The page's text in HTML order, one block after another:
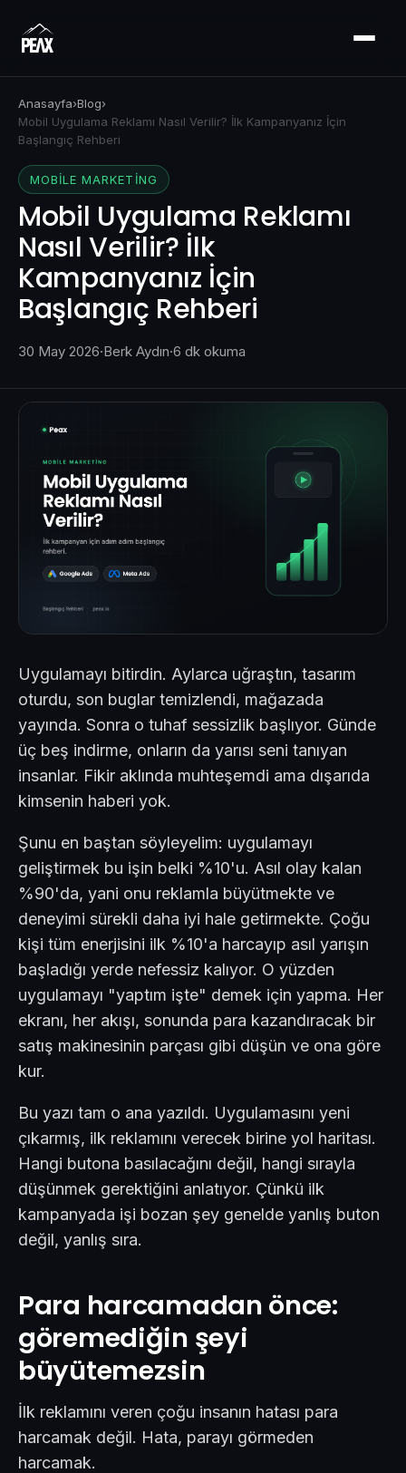
Anasayfa›Blog›
Mobil Uygulama Reklamı Nasıl Verilir? İlk Kampanyanız İçin
Başlangıç Rehberi
MOBILE MARKETING
Mobil Uygulama Reklamı
Nasıl Verilir? İlk
Kampanyanız İçin
Başlangıç Rehberi
30 May 2026·Berk Aydın·6 dk okuma
Uygulamayı bitirdin. Aylarca uğraştın, tasarım
oturdu, son buglar temizlendi, mağazada
yayında. Sonra o tuhaf sessizlik başlıyor. Günde
üç beş indirme, onların da yarısı seni tanıyan
insanlar. Fikir aklında muhteşemdi ama dışarıda
kimsenin haberi yok.
Şunu en baştan söyleyelim: uygulamayı
geliştirmek bu işin belki %10'u. Asıl olay kalan
%90'da, yani onu reklamla büyütmekte ve
deneyimi sürekli daha iyi hale getirmekte. Çoğu
kişi tüm enerjisini ilk %10'a harcayıp asıl yarışın
başladığı yerde nefessiz kalıyor. O yüzden
uygulamayı "yaptım işte" demek için yapma. Her
ekranı, her akışı, sonunda para kazandıracak bir
satış makinesinin parçası gibi düşün ve ona göre
kur.
Bu yazı tam o ana yazıldı. Uygulamasını yeni
çıkarmış, ilk reklamını verecek birine yol haritası.
Hangi butona basılacağını değil, hangi sırayla
düşünmek gerektiğini anlatıyor. Çünkü ilk
kampanyada işi bozan şey genelde yanlış buton
değil, yanlış sıra.
Para harcamadan önce:
göremediğin şeyi
büyütemezsin
İlk reklamını veren çoğu insanın hatası para
harcamak değil. Hata, parayı görmeden
harcamak.